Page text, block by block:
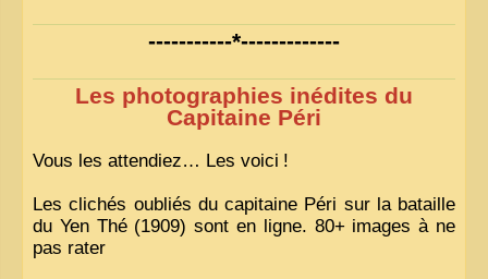
-----------*-------------
Les photographies inédites du
Capitaine Péri
Vous les attendiez… Les voici !
Les clichés oubliés du capitaine Péri sur la bataille
du Yen Thé (1909) sont en ligne. 80+ images à ne
pas rater